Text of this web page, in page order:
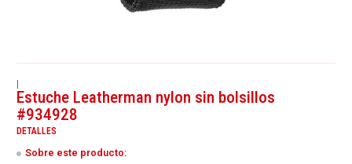
|
Estuche Leatherman nylon sin bolsillos
#934928
DETALLES
Sobre este producto: